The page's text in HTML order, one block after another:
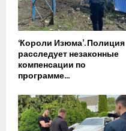
‘Короли Изюма’. Полиция
расследует незаконные
компенсации по
программе...